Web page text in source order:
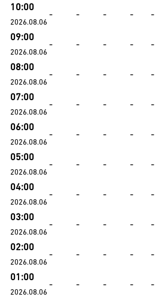
10:00
2026.08.06
- - - - -
09:00
2026.08.06
- - - - -
08:00
2026.08.06
- - - - -
07:00
2026.08.06
- - - - -
06:00
2026.08.06
- - - - -
05:00
2026.08.06
- - - - -
04:00
2026.08.06
- - - - -
03:00
2026.08.06
- - - - -
02:00
2026.08.06
- - - - -
01:00
2026.08.06
- - - - -